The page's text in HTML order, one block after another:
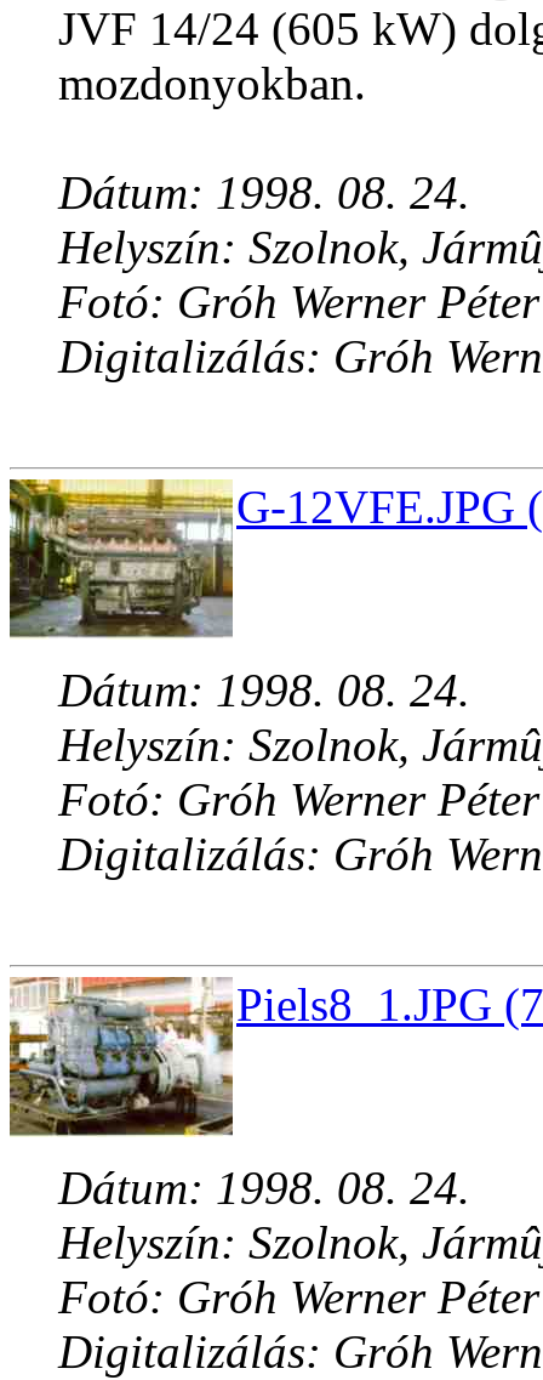
JVF 14/24 (605 kW)
mozdonyokban.
Dátum: 1998. 08. 24.
Helyszín: Szolnok,
Fotó: Gróh Werner Péter
Digitalizálás: Gróh
G-12VFE.JPG
Dátum: 1998. 08. 24.
Helyszín: Szolnok,
Fotó: Gróh Werner Péter
Digitalizálás: Gróh
Piels8_1.JPG
Dátum: 1998. 08. 24.
Helyszín: Szolnok,
Fotó: Gróh Werner Péter
Digitalizálás: Gróh